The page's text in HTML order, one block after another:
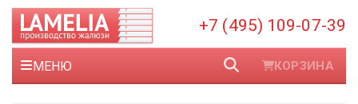
+7 (495) 109-07-39
МЕНЮ КОРЗИНА